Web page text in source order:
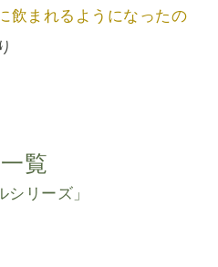
飲まれるようになったの
覧
リーズ」